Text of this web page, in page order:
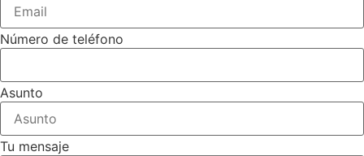
Número de teléfono
Asunto
Tu mensaje